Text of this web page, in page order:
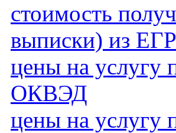
стоимость
выписки) из
цены на услугу
ОКВЭД
цены на услугу